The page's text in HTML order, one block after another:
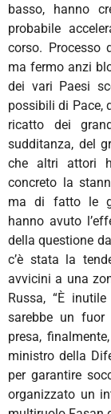
basso, hanno
probabile
corso. Processo
ma fermo anzi
dei vari Paesi
possibili di Pace,
ricatto dei
sudditanza, del
che altri attori
concreto la
ma di fatto le
hanno avuto
della questione
c’è stata la
avvicini a una
Russa, “È
sarebbe un fuor
presa,
ministro della
per garantire
organizzato un